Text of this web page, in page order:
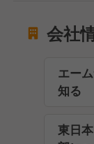
会社
エー
知る
東日